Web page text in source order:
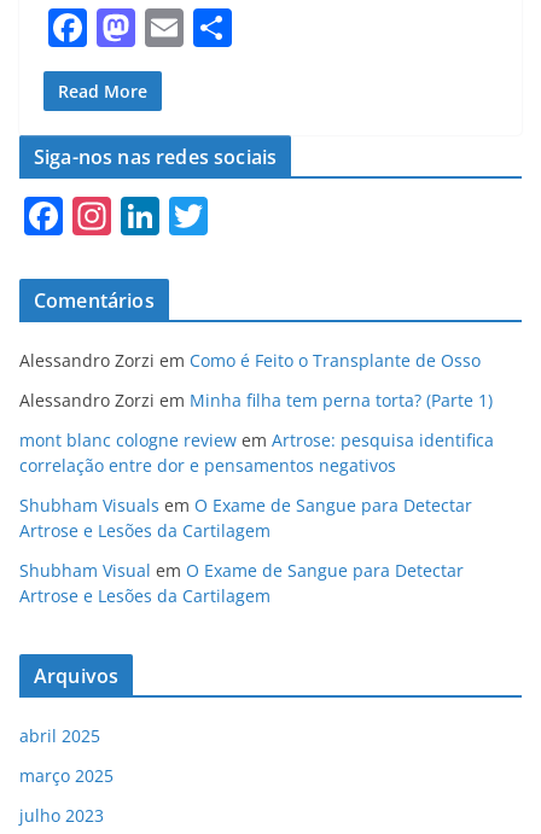
F
a
c
e
b
o
k
M
a
st
o
d
o
E
l e
Read More
Siga-nos nas redes sociais
F
c
e
b
o
o
k
In
a
gr
a
m
Li
k
e
dI
n
er
Comentários
Alessandro Zorzi em Como é Feito o Transplante de Osso
Alessandro Zorzi em Minha filha tem perna torta? (Parte 1)
mont blanc cologne review em Artrose: pesquisa identifica
correlação entre dor e pensamentos negativos
Shubham Visuals em O Exame de Sangue para Detectar
Artrose e Lesões da Cartilagem
Shubham Visual em O Exame de Sangue para Detectar
Artrose e Lesões da Cartilagem
Arquivos
abril 2025
março 2025
julho 2023